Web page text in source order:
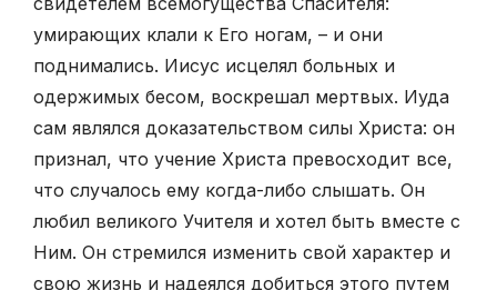
умирающих клали к Его ногам, – и они
поднимались. Иисус исцелял больных и
одержимых бесом, воскрешал мертвых. Иуда
сам являлся доказательством силы Христа: он
признал, что учение Христа превосходит все,
что случалось ему когда-либо слышать. Он
любил великого Учителя и хотел быть вместе с
Ним. Он стремился изменить свой характер и
свою жизнь и надеялся добиться этого путем